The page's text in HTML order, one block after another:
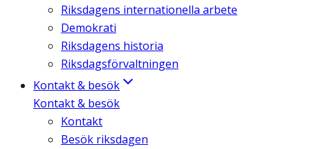
Riksdagens internationella arbete
Demokrati
Riksdagens historia
Riksdagsförvaltningen
Kontakt & besök
Kontakt & besök
Kontakt
Besök riksdagen